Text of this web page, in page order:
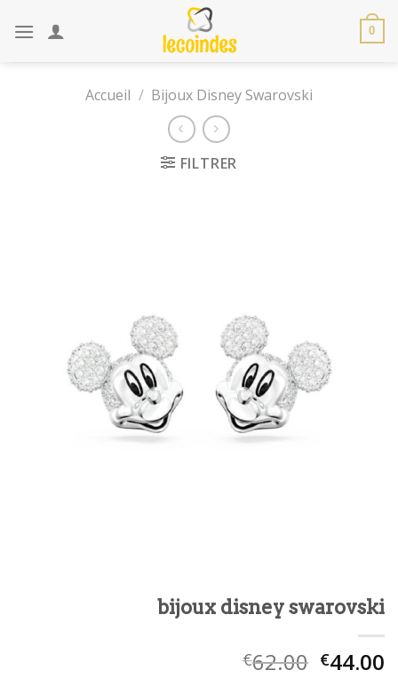
0
Accueil / Bijoux Disney Swarovski
FILTRER
bijoux disney swarovski
€62.00 €44.00